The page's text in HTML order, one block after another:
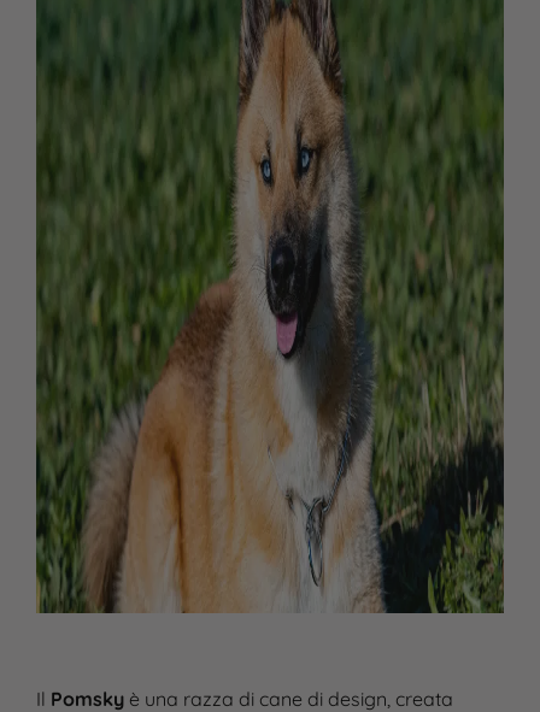
Il Pomskyè una razza di cane di design, creata